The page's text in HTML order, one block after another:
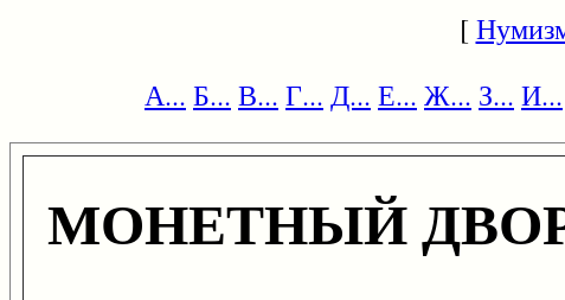
[
А... Б... В... Г... Д... Е... Ж... З... И...
МОНЕТНЫЙ